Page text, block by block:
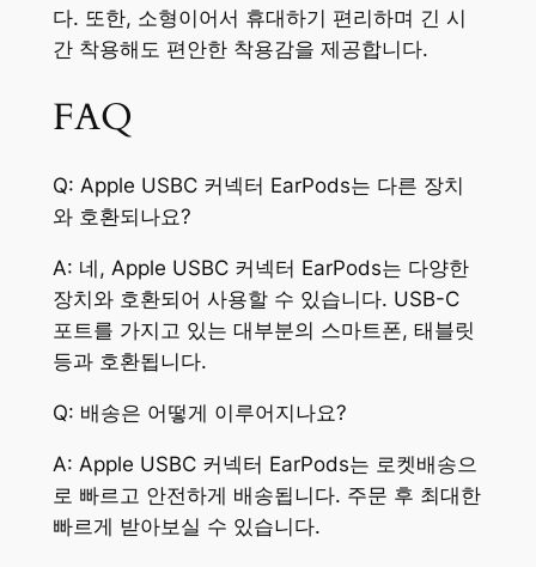
다. 또한, 소형이어서 휴대하기 편리하며 긴 시
간 착용해도 편안한 착용감을 제공합니다.
FAQ
Q: Apple USBC 커넥터 EarPods는 다른 장치
와 호환되나요?
A: 네, Apple USBC 커넥터 EarPods는 다양한
장치와 호환되어 사용할 수 있습니다. USB-C
포트를 가지고 있는 대부분의 스마트폰, 태블릿
등과 호환됩니다.
Q: 배송은 어떻게 이루어지나요?
A: Apple USBC 커넥터 EarPods는 로켓배송으
로 빠르고 안전하게 배송됩니다. 주문 후 최대한
빠르게 받아보실 수 있습니다.